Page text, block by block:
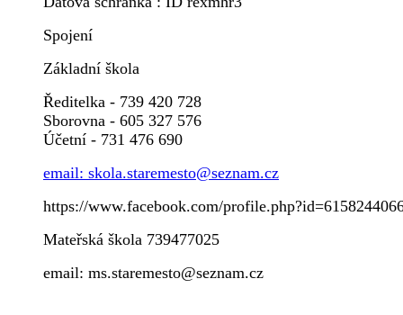
Spojení
Základní škola
Ředitelka - 739 420 728
Sborovna - 605 327 576
Účetní - 731 476 690
email: skola.staremesto@seznam.cz
https://www.facebook.com/
Mateřská škola 739477025
email: ms.staremesto@seznam.cz